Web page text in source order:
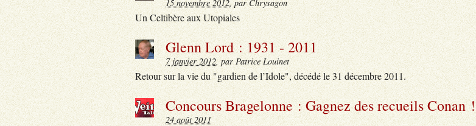
15 novembre 2012, par Chrysagon
Un Celtibère aux Utopiales
Glenn Lord : 1931 - 2011
7 janvier 2012, par Patrice Louinet
Retour sur la vie du "gardien de l’Idole", décédé le 31 décembre 2011.
Concours Bragelonne : Gagnez des recueils Conan !
24 août 2011